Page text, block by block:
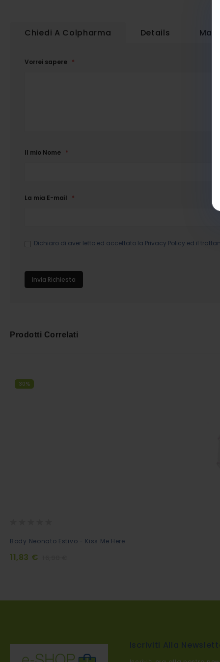
Chiedi A Colpharma
Vorrei sapere
Il mio Nome
La mia E-mail
Dichiaro di aver letto ed accettato la Privacy Policy ed il
Invia Richiesta
Details
Prodotti Correlati
30%
Body Neonato Estivo - Kiss Me Here
11,83 €
Aggiungi
Carrello